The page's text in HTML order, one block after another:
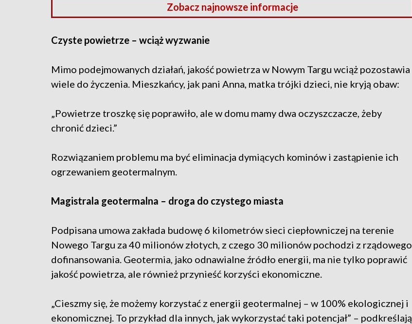
Zobacz najnowsze informacje
Czyste powietrze – wciąż wyzwanie
Mimo podejmowanych działań, jakość powietrza w Nowym Targu wciąż pozostawia
wiele do życzenia. Mieszkańcy, jak pani Anna, matka trójki dzieci, nie kryją obaw:
„Powietrze troszkę się poprawiło, ale w domu mamy dwa oczyszczacze, żeby
chronić dzieci.”
Rozwiązaniem problemu ma być eliminacja dymiących kominów i zastąpienie ich
ogrzewaniem geotermalnym.
Magistrala geotermalna – droga do czystego miasta
Podpisana umowa zakłada budowę 6 kilometrów sieci ciepłowniczej na terenie
Nowego Targu za 40 milionów złotych, z czego 30 milionów pochodzi z rządowego
dofinansowania. Geotermia, jako odnawialne źródło energii, ma nie tylko poprawić
jakość powietrza, ale również przynieść korzyści ekonomiczne.
„Cieszmy się, że możemy korzystać z energii geotermalnej – w 100% ekologicznej i
ekonomicznej. To przykład dla innych, jak wykorzystać taki potencjał” – podkreślają